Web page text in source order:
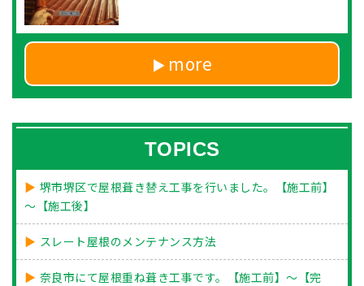
more
TOPICS
堺市堺区で屋根葺き替え工事を行いました。【施工前】
～【施工後】
スレート屋根のメンテナンス方法
奈良市にて屋根重ね葺き工事です。【施工前】～【完